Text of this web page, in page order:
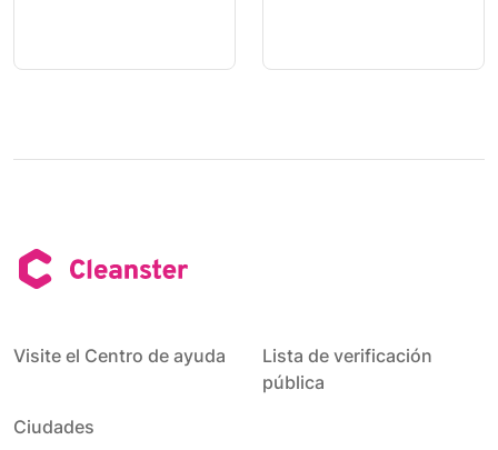
Visite el Centro de ayuda
Lista de verificación
pública
Ciudades